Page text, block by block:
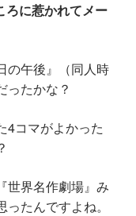
ろに惹かれてメー
の午後』（同人時
ったかな？
4コマがよかった
世界名作劇場』み
たんですよね。